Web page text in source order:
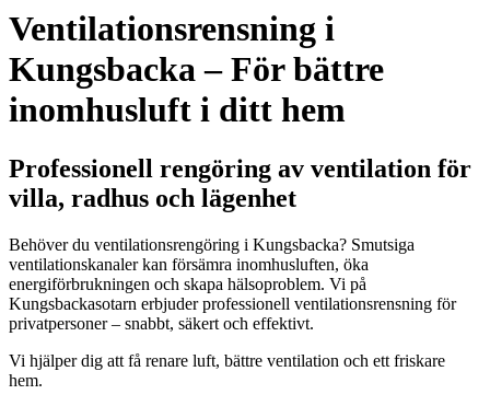
Ventilationsrensning i
Kungsbacka – För bättre
inomhusluft i ditt hem
Professionell rengöring av ventilation för
villa, radhus och lägenhet
Behöver du ventilationsrengöring i Kungsbacka? Smutsiga
ventilationskanaler kan försämra inomhusluften, öka
energiförbrukningen och skapa hälsoproblem. Vi på
Kungsbackasotarn erbjuder professionell ventilationsrensning för
privatpersoner – snabbt, säkert och effektivt.
Vi hjälper dig att få renare luft, bättre ventilation och ett friskare
hem.